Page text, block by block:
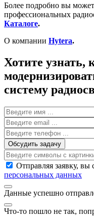
Более подробно вы
профессиональных
Каталоге.
О компании Hytera.
Хотите узнать,
систему
Обсудить задачу
Отправляя заявку, вы
персональных данных
Данные успешно
Что-то пошло не так,